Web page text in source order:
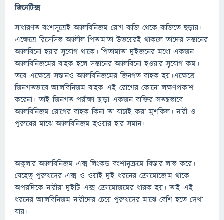
জিনেটিক্স
সাধারণত বংশসূত্রেই অ্যালবিনিজম রোগ ব্যক্তি থেকে ব্যক্তিতে ছড়ায়।
এক্ষেত্রে রিসেসিভ অ্যালীল পিতামাতা উভয়েরই থাকলে তাদের সন্তানের
অ্যালবিনো হয়ার সুযোগ থাকে। পিতামাতা দুইজনের মধ্যে একজন
অ্যালবিনিজমের বাহক হলে সন্তানের অ্যালবিনো হওয়ার সুযোগ কম।
তবে এক্ষেত্রে সন্তানও অ্যালবিনিজমের জিনগত বাহক হয়।এক্ষেত্রে
জিনগতভাবে অ্যালবিনিজম বাহক এই রোগের কোনো লক্ষণপ্রকাশ
করেনা। তাই জিনগত পরীক্ষা ছাড়া একজন ব্যক্তির স্বতন্ত্রভাবে
অ্যালবিনিজম রোগের বাহক কিনা তা যাচাই করা মুশকিল। নারী ও
পুরুষের মাঝে অ্যালবিনিজম হওয়ার হার সমান।
অকুলার অ্যালবিনিজম এক্স-লিংকড বংশানুক্রমে বিস্তার লাভ করে।
যেহেতু পুরুষদের এক্স ও ওয়াই দুই ধরনের ক্রোমোজোম থাকে
অপরদিকে নারীরা দুইটি এক্স ক্রোমোজমের ধারক হয়। তাই এই
ধরনের অ্যালবিনিজম নারীদের চেয়ে পুরুষদের মাঝে বেশি হতে দেখা
যায়।